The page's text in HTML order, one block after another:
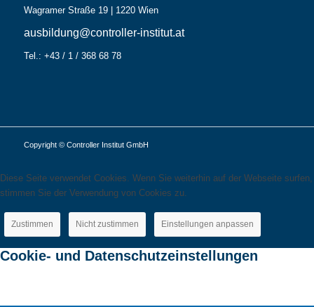
Wagramer Straße 19 | 1220 Wien
ausbildung@controller-institut.at
Tel.: +43 / 1 / 368 68 78
Copyright © Controller Institut GmbH
Diese Seite verwendet Cookies. Wenn Sie weiterhin auf der Webseite surfen,
stimmen Sie der Verwendung von Cookies zu.
Zustimmen Nicht zustimmen Einstellungen anpassen
Cookie- und Datenschutzeinstellungen